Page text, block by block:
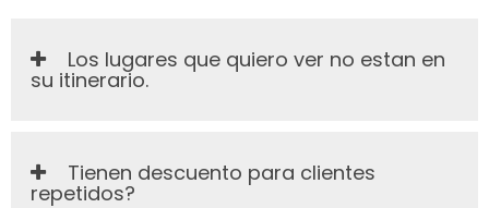
Los lugares que quiero ver no estan en
su itinerario.
Tienen descuento para clientes
repetidos?